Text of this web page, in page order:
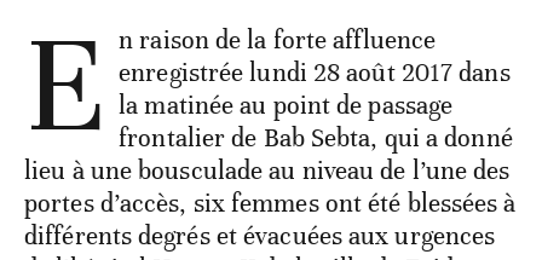
E n raison de la forte affluence
enregistrée lundi 28 août 2017 dans
la matinée au point de passage
frontalier de Bab Sebta, qui a donné
lieu à une bousculade au niveau de l’une des
portes d’accès, six femmes ont été blessées à
différents degrés et évacuées aux urgences